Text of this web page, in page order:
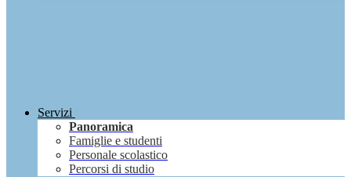
Servizi
Panoramica
Famiglie e studenti
Personale scolastico
Percorsi di studio